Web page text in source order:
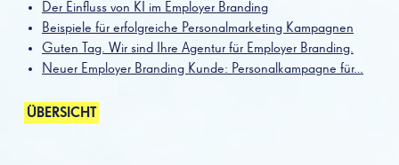
Der Einfluss von KI im Employer Branding
Beispiele für erfolgreiche Personalmarketing Kampagnen
Guten Tag. Wir sind Ihre Agentur für Employer Branding.
Neuer Employer Branding Kunde: Personalkampagne für…
ÜBERSICHT